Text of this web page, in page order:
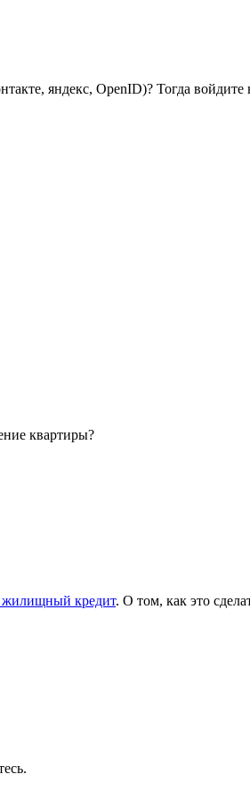
яндекс, OpenID)? Тогда войдите
квартиры?
жилищный кредит. О том, как это